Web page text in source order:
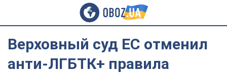
Верховный суд ЕС отменил
анти-ЛГБТК+ правила